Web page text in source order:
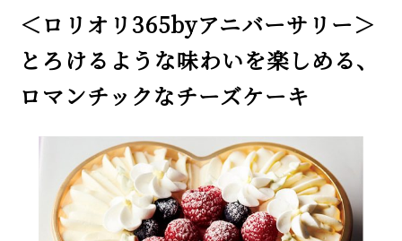
＜ロリオリ365byアニバーサリー＞
とろけるような味わいを楽しめる、
ロマンチックなチーズケーキ